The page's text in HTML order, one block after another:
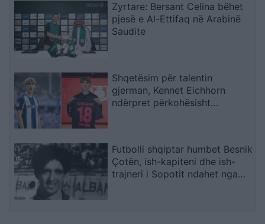
Zyrtare: Bersant Celina bëhet
pjesë e Al-Ettifaq në Arabinë
Saudite
Shqetësim për talentin
gjerman, Kennet Eichhorn
ndërpret përkohësisht
Futbolli shqiptar humbet Besnik
Çotën, ish-kapiteni dhe ish-
trajneri i Sopotit ndahet nga